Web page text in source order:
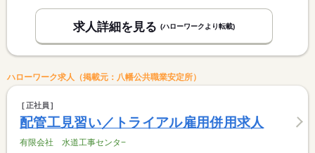
求人詳細を見る (ハローワークより転載)
ハローワーク求人（掲載元：八幡公共職業安定所）
正社員
配管工見習い／トライアル雇用併用求人
有限会社 水道工事センタ−